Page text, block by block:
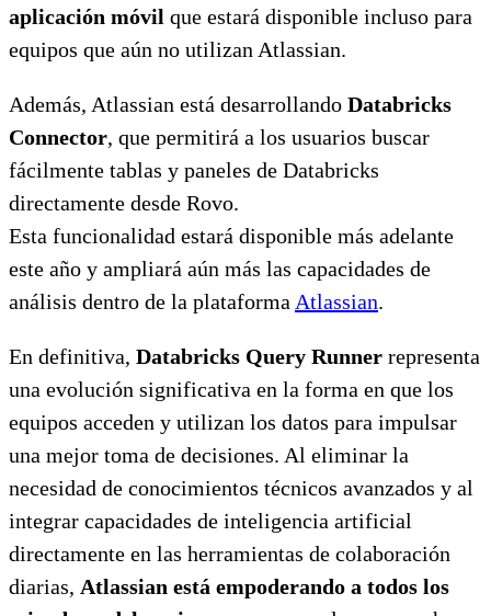
aplicación móvil que estará disponible incluso para
equipos que aún no utilizan Atlassian.
Además, Atlassian está desarrollando Databricks
Connector, que permitirá a los usuarios buscar
fácilmente tablas y paneles de Databricks
directamente desde Rovo.
Esta funcionalidad estará disponible más adelante
este año y ampliará aún más las capacidades de
análisis dentro de la plataforma Atlassian.
En definitiva, Databricks Query Runner representa
una evolución significativa en la forma en que los
equipos acceden y utilizan los datos para impulsar
una mejor toma de decisiones. Al eliminar la
necesidad de conocimientos técnicos avanzados y al
integrar capacidades de inteligencia artificial
directamente en las herramientas de colaboración
diarias, Atlassian está empoderando a todos los